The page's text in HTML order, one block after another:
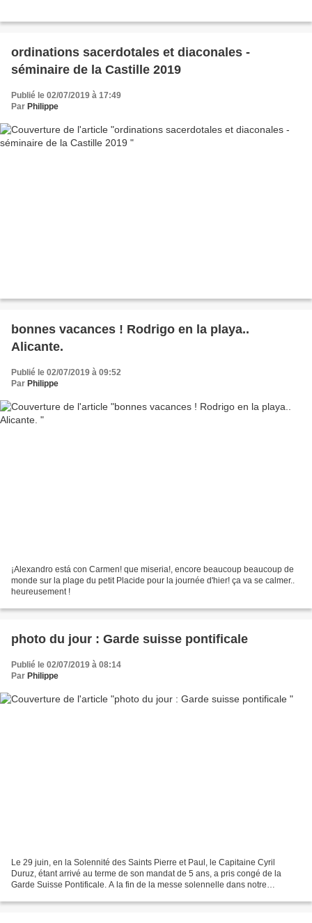
ordinations sacerdotales et diaconales -
séminaire de la Castille 2019
Publié le 02/07/2019 à 17:49
Par Philippe
bonnes vacances ! Rodrigo en la playa..
Alicante.
Publié le 02/07/2019 à 09:52
Par Philippe
¡Alexandro está con Carmen! que miseria!, encore beaucoup beaucoup de
monde sur la plage du petit Placide pour la journée d'hier! ça va se calmer..
heureusement !
photo du jour : Garde suisse pontificale
Publié le 02/07/2019 à 08:14
Par Philippe
Le 29 juin, en la Solennité des Saints Pierre et Paul, le Capitaine Cyril
Duruz, étant arrivé au terme de son mandat de 5 ans, a pris congé de la
Garde Suisse Pontificale. A la fin de la messe solennelle dans notre